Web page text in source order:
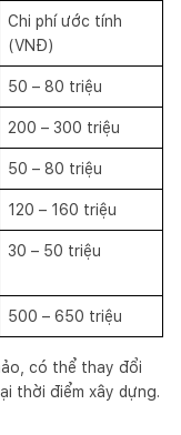
Chi phí ước tính
(VNĐ)
50 – 80 triệu
200 – 300 triệu
50 – 80 triệu
120 – 160 triệu
30 – 50 triệu
500 – 650 triệu
có thể thay đổi
thời điểm xây dựng.